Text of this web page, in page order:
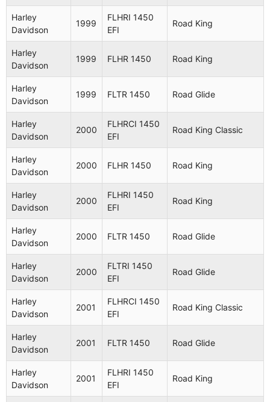
Aplicaciones (53 modelos
compatibles)
Fabricante Año Modelo Nombre
Harley
Davidson
FLHR
1340
Harley
Davidson
1996
FLHRI
1340 EFI
Harley
FLHR
Harley
Davidson
1999
FLHRI 1450
EFI
Road King
Harley
Davidson
1999 FLHR 1450 Road King
Harley
Davidson
1999 FLTR 1450 Road Glide
Harley
Davidson
2000
FLHRCI 1450
EFI
Road King Classic
Harley
Davidson
2000 FLHR 1450 Road King
Harley
Davidson
2000
FLHRI 1450
EFI
Road King
Harley
Davidson
2000 FLTR 1450 Road Glide
Harley
Davidson
2000
FLTRI 1450
EFI
Road Glide
Harley
Davidson
2001
FLHRCI 1450
EFI
Road King Classic
Harley
Davidson
2001 FLTR 1450 Road Glide
Harley
Davidson
2001
FLHRI 1450
EFI
Road King